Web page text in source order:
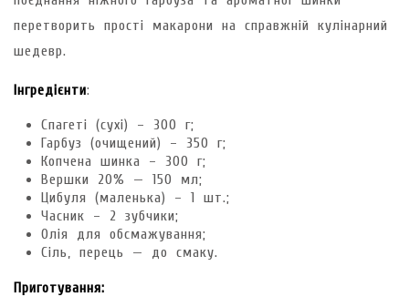
перетворить прості макарони на справжній кулінарний
шедевр.
Інгредієнти:
Спагеті (сухі) – 300 г;
Гарбуз (очищений) – 350 г;
Копчена шинка – 300 г;
Вершки 20% — 150 мл;
Цибуля (маленька) – 1 шт.;
Часник – 2 зубчики;
Олія для обсмажування;
Сіль, перець — до смаку.
Приготування: